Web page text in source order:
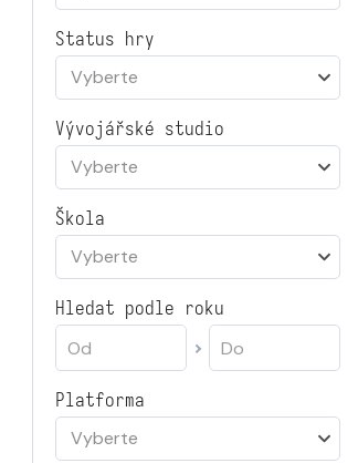
Status hry
Vyberte
Vývojářské studio
Vyberte
Škola
Vyberte
Hledat podle roku
Platforma
Vyberte